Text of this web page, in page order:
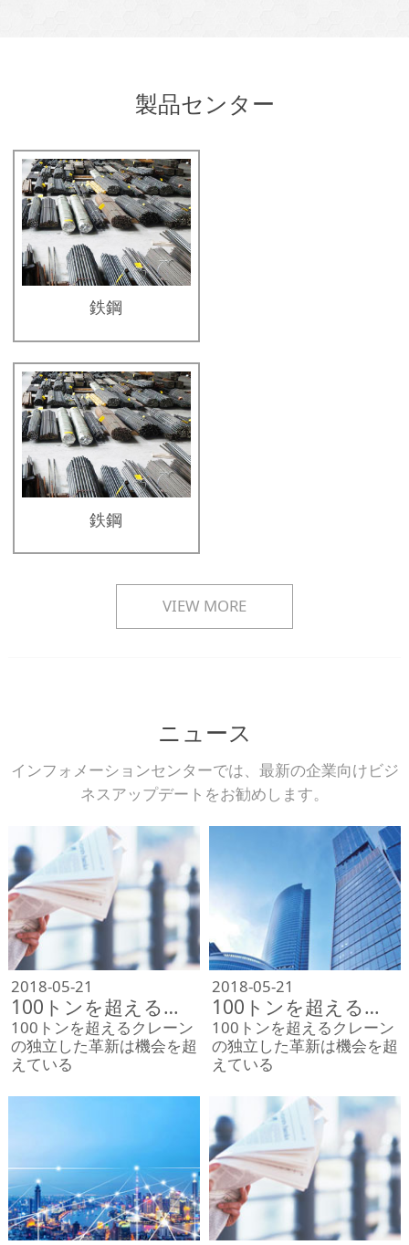
製品センター
鉄鋼
鉄鋼
VIEW MORE
ニュース
インフォメーションセンターでは、最新の企業向けビジ
ネスアップデートをお勧めします。
2018-05-21
100トンを超えるクレーンの独立した革新は機会を超えている
100トンを超えるクレーン
の独立した革新は機会を超
えている
2018-05-21
100トンを超えるクレーンの独立した革新は機会を超えている
100トンを超えるクレーン
の独立した革新は機会を超
えている